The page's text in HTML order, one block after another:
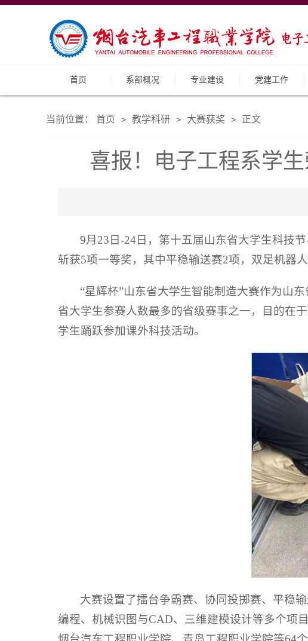
首页 系部概况 专业建设 党建工作
当前位置： 首页 > 教学科研 > 大赛获奖 > 正文
喜报！电子工程系学
9月23日-24日，第十五届山东省大学生科技
斩获5项一等奖，其中平稳输送赛2项，双足机器人
“星辉杯”山东省大学生智能制造大赛作为山
省大学生参赛人数最多的省级赛事之一，目的在
学生踊跃参加课外科技活动。
大赛设置了擂台争霸赛、协同投掷赛、平稳
编程、机械识图与CAD、三维建模设计等多个项